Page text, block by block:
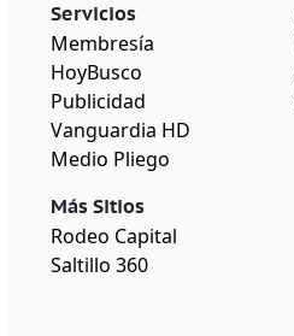
Servicios
Membresía
HoyBusco
Publicidad
Vanguardia HD
Medio Pliego
Más Sitios
Rodeo Capital
Saltillo 360